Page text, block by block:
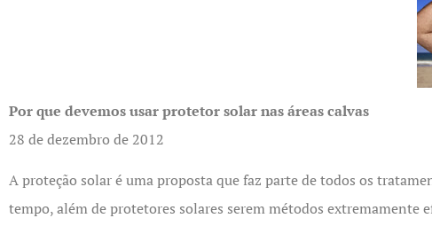
Por que devemos usar protetor solar nas áreas calvas
28 de dezembro de 2012
A proteção solar é uma proposta que faz parte de todos os
tempo, além de protetores solares serem métodos extremamente